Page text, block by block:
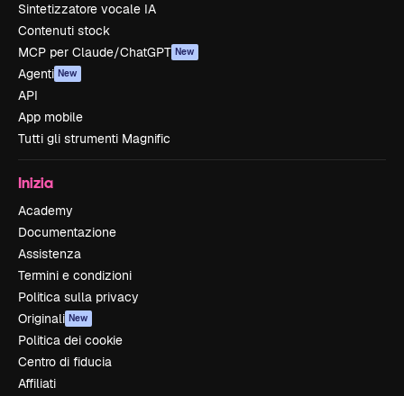
Sintetizzatore vocale IA
Contenuti stock
MCP per Claude/ChatGPT New
Agenti New
API
App mobile
Tutti gli strumenti Magnific
Inizia
Academy
Documentazione
Assistenza
Termini e condizioni
Politica sulla privacy
Originali New
Politica dei cookie
Centro di fiducia
Affiliati